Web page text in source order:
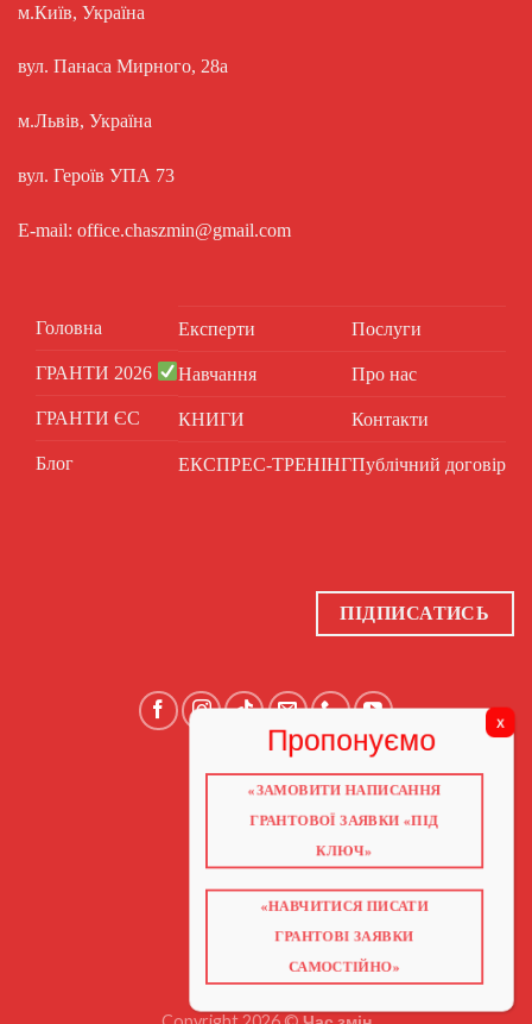
м.Київ, Україна
вул. Панаса Мирного, 28а
м.Львів, Україна
вул. Героїв УПА 73
E-mail: office.chaszmin@gmail.com
Головна
ГРАНТИ 2026
ГРАНТИ ЄС
Блог
Експерти
Навчання
КНИГИ
ЕКСПРЕС-ТРЕНІНГ
Послуги
Про нас
Контакти
Публічний договір
ПІДПИСАТИСЬ
ГОЛОВНА
ПРО НАС
ГРАНТИ 2026
НАВЧАННЯ
КНИГИ
КОНТАКТИ
ВІДЕО ПРО ГРАНТИ
«ЗАМОВИТИ НАПИСАННЯ
ГРАНТОВОЇ ЗАЯВКИ «ПІД
КЛЮЧ»
«НАВЧИТИСЯ ПИСАТИ
ГРАНТОВІ ЗАЯВКИ
САМОСТІЙНО»